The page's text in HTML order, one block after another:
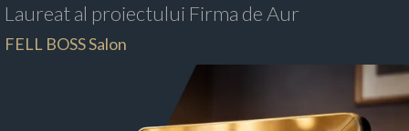
Laureat al proiectului Firma de Aur
FELL BOSS Salon